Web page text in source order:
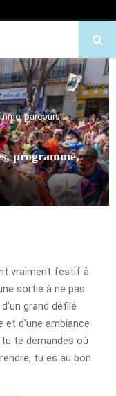
parcours
programme,
vraiment festif à
sortie à ne pas
grand défilé
d’une ambiance
tu te demandes où
tu es au bon